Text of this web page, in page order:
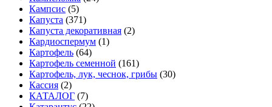
Кампсис (5)
Капуста (371)
Капуста декоративная (2)
Кардиоспермум (1)
Картофель (64)
Картофель семенной (161)
Картофель, лук, чеснок, грибы (30)
Кассия (2)
КАТАЛОГ (7)